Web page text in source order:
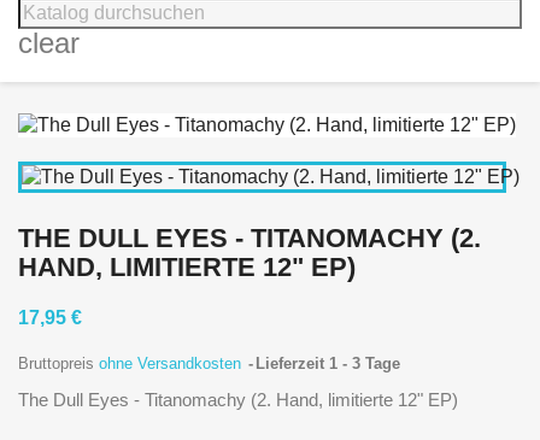
clear
THE DULL EYES - TITANOMACHY (2.
HAND, LIMITIERTE 12" EP)
17,95 €
Bruttopreis ohne Versandkosten Lieferzeit 1 - 3 Tage
The Dull Eyes - Titanomachy (2. Hand, limitierte 12" EP)